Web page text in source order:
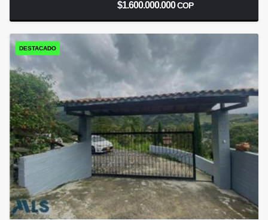
$1.600.000.000COP
DESTACADO